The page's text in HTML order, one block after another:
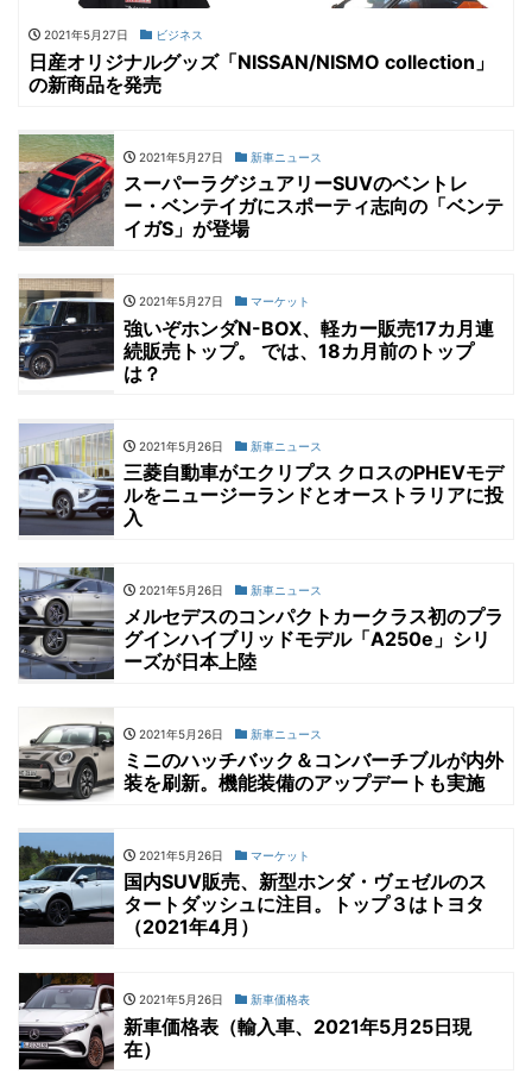
2021年5月27日 ビジネス
日産オリジナルグッズ「NISSAN/NISMO collection」
の新商品を発売
2021年5月27日 新車ニュース
スーパーラグジュアリーSUVのベントレ
ー・ベンテイガにスポーティ志向の「ベンテ
イガS」が登場
2021年5月27日 マーケット
強いぞホンダN-BOX、軽カー販売17カ月連
続販売トップ。 では、18カ月前のトップ
は？
2021年5月26日 新車ニュース
三菱自動車がエクリプス クロスのPHEVモデ
ルをニュージーランドとオーストラリアに投
入
2021年5月26日 新車ニュース
メルセデスのコンパクトカークラス初のプラ
グインハイブリッドモデル「A250e」シリ
ーズが日本上陸
2021年5月26日 新車ニュース
ミニのハッチバック＆コンバーチブルが内外
装を刷新。機能装備のアップデートも実施
2021年5月26日 マーケット
国内SUV販売、新型ホンダ・ヴェゼルのス
タートダッシュに注目。トップ３はトヨタ
（2021年4月）
2021年5月26日 新車価格表
新車価格表（輸入車、2021年5月25日現
在）